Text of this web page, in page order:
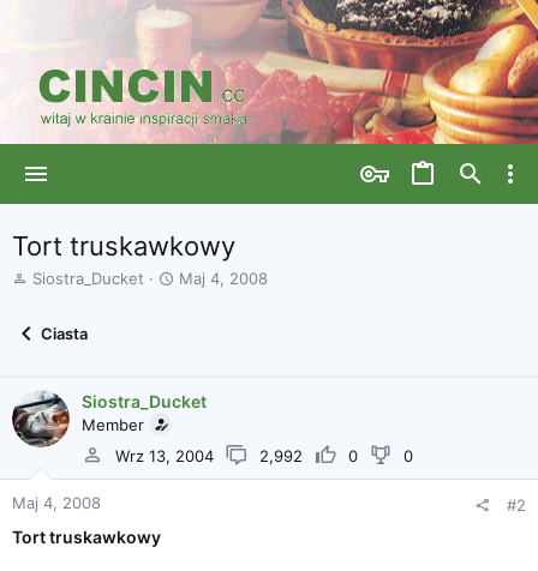
Tort truskawkowy
A
ą
t
k
Siostra_Ducket
D
z
o
Maj 4, 2008
Ciasta
Siostra_Ducket
Member
Wrz 13, 2004
2,992 0 0
Maj 4, 2008 #2
Tort truskawkowy